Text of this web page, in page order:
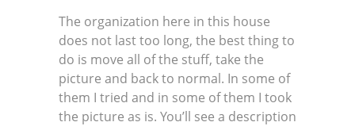
The organization here in this house
does not last too long, the best thing to
do is move all of the stuff, take the
picture and back to normal. In some of
them I tried and in some of them I took
the picture as is. You’ll see a description